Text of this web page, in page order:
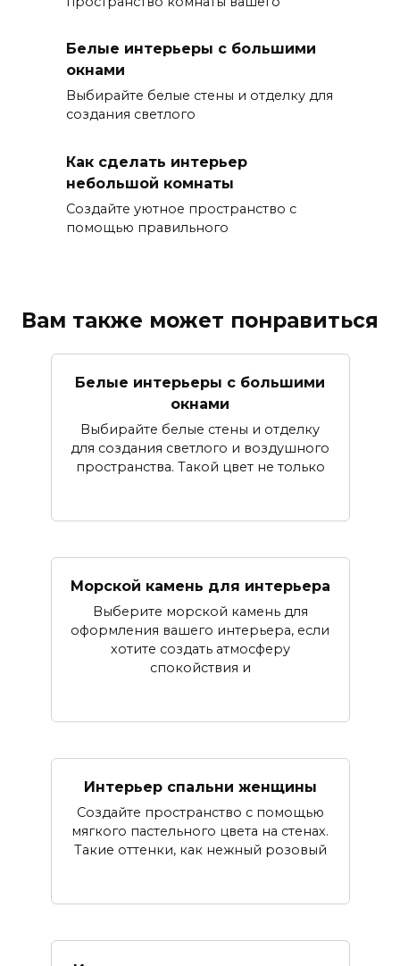
Белые интерьеры с большими
окнами
Выбирайте белые стены и отделку для
создания светлого
Как сделать интерьер
небольшой комнаты
Создайте уютное пространство с
помощью правильного
Вам также может понравиться
Белые интерьеры с большими
окнами
Выбирайте белые стены и отделку
для создания светлого и воздушного
пространства. Такой цвет не только
Морской камень для интерьера
Выберите морской камень для
оформления вашего интерьера, если
хотите создать атмосферу
спокойствия и
Интерьер спальни женщины
Создайте пространство с помощью
мягкого пастельного цвета на стенах.
Такие оттенки, как нежный розовый